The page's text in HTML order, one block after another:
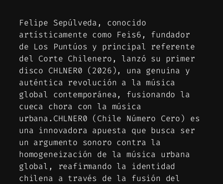
Felipe Sepúlveda, conocido
artísticamente como Feis6, fundador
de Los Puntúos y principal referente
del Corte Chilenero, lanzó su primer
disco CHLNER0 (2026), una genuina y
auténtica revolución a la música
global contemporánea, fusionando la
cueca chora con la música
urbana.CHLNER0 (Chile Número Cero) es
una innovadora apuesta que busca ser
un argumento sonoro contra la
homogeneización de la música urbana
global, reafirmando la identidad
chilena a través de la fusión del